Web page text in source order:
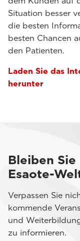
Situation besser
die besten
besten Chancen
den Patienten.
Laden Sie das
herunter
Bleiben
Esaote-
Verpassen Sie
kommende
und
zu informieren.